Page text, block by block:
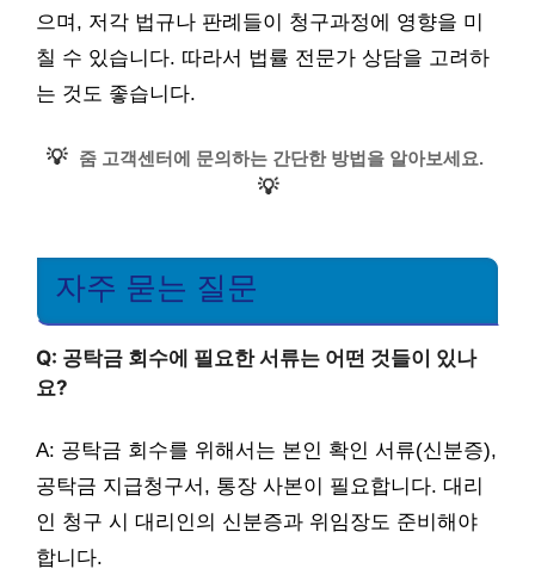
으며, 저각 법규나 판례들이 청구과정에 영향을 미
칠 수 있습니다. 따라서 법률 전문가 상담을 고려하
는 것도 좋습니다.
💡 줌 고객센터에 문의하는 간단한 방법을 알아보세요.
💡
자주 묻는 질문
Q: 공탁금 회수에 필요한 서류는 어떤 것들이 있나
요?
A: 공탁금 회수를 위해서는 본인 확인 서류(신분증),
공탁금 지급청구서, 통장 사본이 필요합니다. 대리
인 청구 시 대리인의 신분증과 위임장도 준비해야
합니다.